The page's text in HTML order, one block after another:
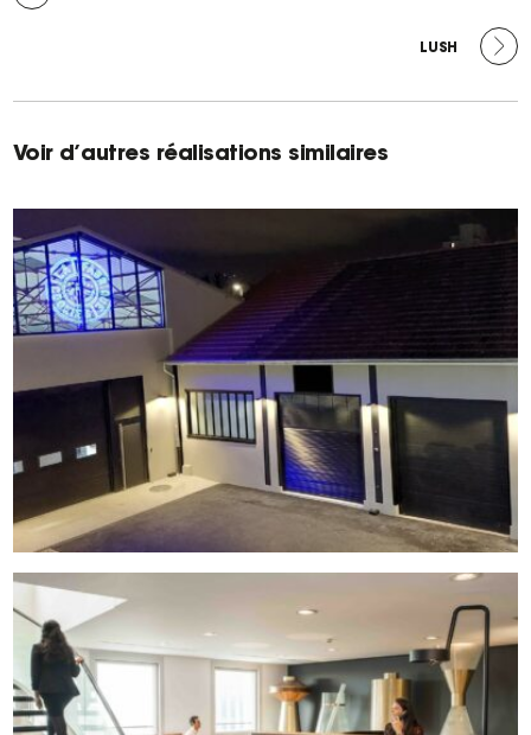
SUIVANT :
LUSH
Voir d’autres réalisations similaires